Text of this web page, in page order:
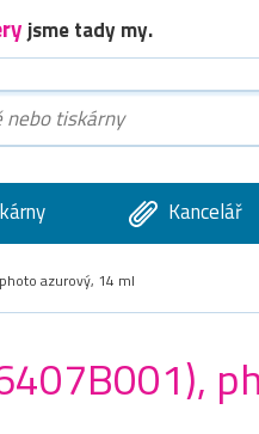
jsme tady my.
Kancelář
azurový, 14 ml